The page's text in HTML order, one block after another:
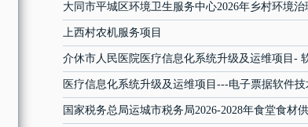
大同市平城区环境卫生服务中心2026年乡村环境
上西村农机服务项目
介休市人民医院医疗信息化系统升级及运维项目-
医疗信息化系统升级及运维项目---电子票据软件
国家税务总局运城市税务局2026-2028年食堂食材